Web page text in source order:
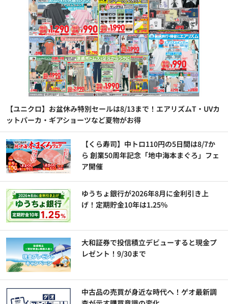
【ユニクロ】お盆休み特別セールは8/13まで！エアリズムT・UVカ
ットパーカ・ギアショーツなど夏物がお得
【くら寿司】中トロ110円の5日間は8/7か
ら 創業50周年記念「地中海本まぐろ」フェ
ア開催
ゆうちょ銀行が2026年8月に金利引き上
げ！定期貯金10年は1.25%
大和証券で投信積立デビューすると現金プ
レゼント！9/30まで
中古品の売買が身近な時代へ！ゲオ最新調